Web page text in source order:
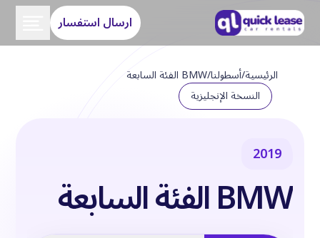
ارسال استفسار
الرئيسية/أسطولنا/BMW الفئة السابعة
النسخة الإنجليزية
2019
BMW الفئة السابعة